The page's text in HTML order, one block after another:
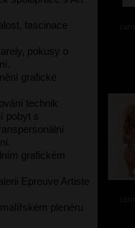
fascinace
pokusy o
grafické
technik
pobyt s
grafickém
Epreuve Artiste
plenéru